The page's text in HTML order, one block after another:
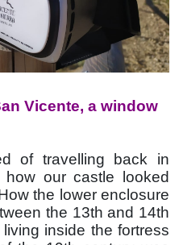
Vicente, a window
of travelling back in
our castle looked
the lower enclosure
the 13th and 14th
inside the fortress